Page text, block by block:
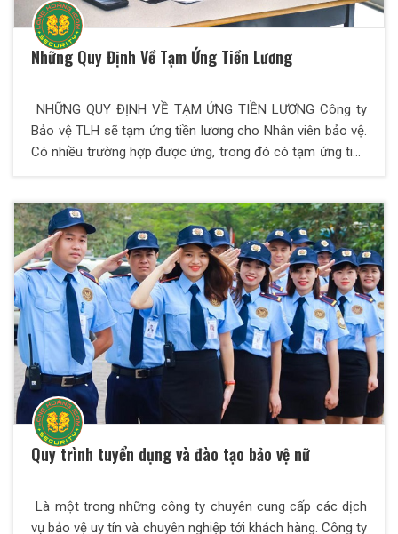
Những Quy Định Về Tạm Ứng Tiền Lương
NHỮNG QUY ĐỊNH VỀ TẠM ỨNG TIỀN LƯƠNG Công ty
Bảo vệ TLH sẽ tạm ứng tiền lương cho Nhân viên bảo vệ.
Có nhiều trường hợp được ứng, trong đó có tạm ứng tiền
viên cứ theo quy định này mà làm. Các cán bộ quản lý cứ
theo quy định này mà giải quyết cho nhân viên. Tạm ứng
tiền lương cho Nhân viên bảo vệ là sự quan tâm của BGĐ
Công ty. Quy định chi tiết cho từng trường hợp, từng điều
kiện, cụ thể như sau:
Quy trình tuyển dụng và đào tạo bảo vệ nữ
Là một trong những công ty chuyên cung cấp các dịch
vụ bảo vệ uy tín và chuyên nghiệp tới khách hàng. Công ty